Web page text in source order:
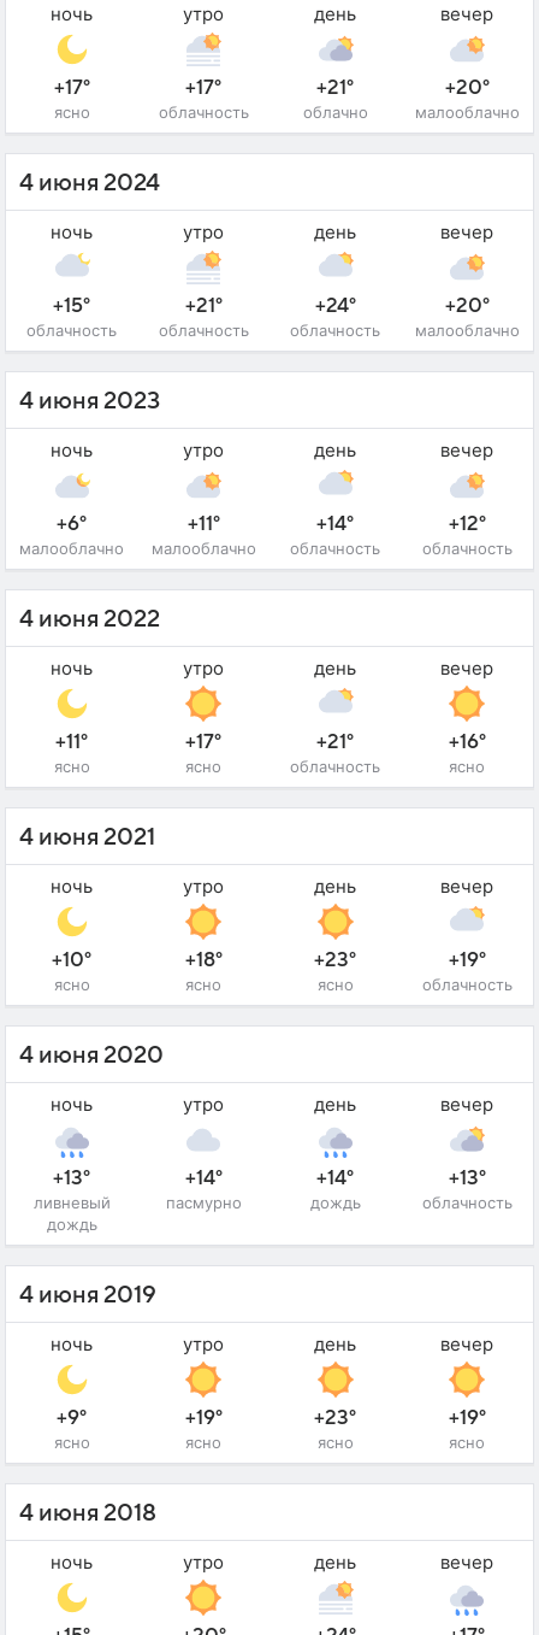
ночь
+17°
ясно
утро
+17°
облачность
день
+21°
облачно
вечер
+20°
малооблачно
4 июня 2024
ночь
+15°
облачность
утро
+21°
облачность
день
+24°
облачность
вечер
+20°
малооблачно
4 июня 2023
ночь
+6°
малооблачно
утро
+11°
малооблачно
день
+14°
облачность
вечер
+12°
облачность
4 июня 2022
ночь
+11°
ясно
утро
+17°
ясно
день
+21°
облачность
вечер
+16°
ясно
4 июня 2021
ночь
+10°
ясно
утро
+18°
ясно
день
+23°
ясно
вечер
+19°
облачность
4 июня 2020
ночь
+13°
ливневый
дождь
утро
+14°
пасмурно
день
+14°
дождь
вечер
+13°
облачность
4 июня 2019
ночь
+9°
ясно
утро
+19°
ясно
день
+23°
ясно
вечер
+19°
ясно
4 июня 2018
ночь утро день вечер